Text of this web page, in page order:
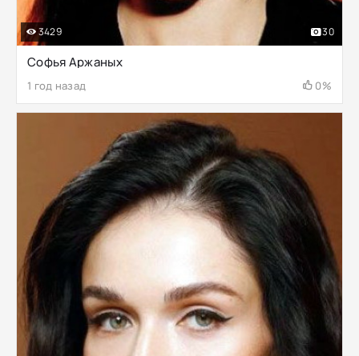
Софья Аржаных
1 год назад 0%
3429 30